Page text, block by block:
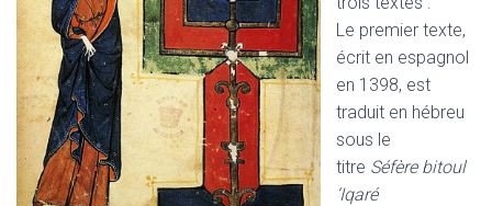
Le premier texte,
écrit en espagnol
en 1398, est
traduit en hébreu
sous le
titre Séfère bitoul
‘Iqaré